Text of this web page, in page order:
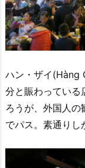
ハン・ザイ(Hàng
分と賑わっている
ろうが、外国人の
でパス。素通りし